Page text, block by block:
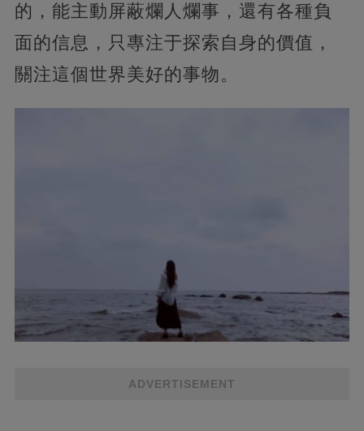
的，能主動屏蔽爛人爛事，還有各種負
面的信息，只專注于探索自身的價值，
關注這個世界美好的事物。
ADVERTISEMENT